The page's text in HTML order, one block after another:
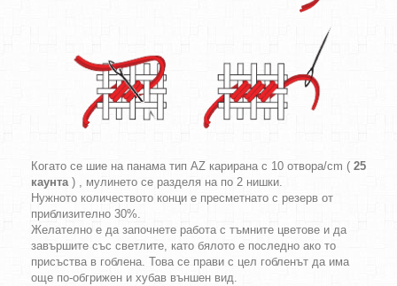
Когато се шие на панама тип AZ карирана с 10 отвора/cm ( 25
каунта) , мулинето се разделя на по 2 нишки.
Нужното количеството конци е пресметнато с резерв от
приблизително 30%.
Желателно е да започнете работа с тъмните цветове и да
завършите със светлите, като бялото е последно ако то
присъства в гоблена. Това се прави с цел гобленът да има
още по-обгрижен и хубав външен вид.